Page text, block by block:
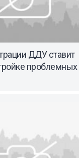
ДДУ ставит
проблемных